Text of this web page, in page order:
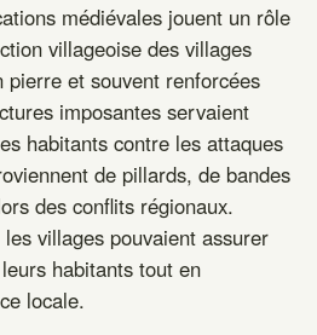
médiévales jouent un rôle
villageoise des villages
et souvent renforcées
imposantes servaient
habitants contre les attaques
de pillards, de bandes
des conflits régionaux.
villages pouvaient assurer
habitants tout en
locale.